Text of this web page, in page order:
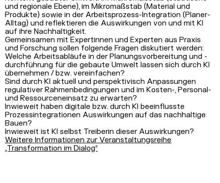
und regionale Ebene), im Mikromaßstab (Material und
Produkte) sowie in der Arbeitsprozess-Integration (Planer-
Alltag) und reflektieren die Auswirkungen von und mit KI
auf ihre Nachhaltigkeit.
Gemeinsamen mit Expertinnen und Experten aus Praxis
und Forschung sollen folgende Fragen diskutiert werden:
Welche Arbeitsabläufe in der Planungsvorbereitung und -
durchführung für die gebaute Umwelt lassen sich durch KI
übernehmen / bzw. vereinfachen?
Sind durch KI aktuell und perspektivisch Anpassungen
regulativer Rahmenbedingungen und im Kosten-, Personal-
und Ressourceneinsatz zu erwarten?
Inwieweit haben digitale bzw. durch KI beeinflusste
Prozessintegrationen Auswirkungen auf das nachhaltige
Bauen?
Inwieweit ist KI selbst Treiberin dieser Auswirkungen?
Weitere Informationen zur Veranstaltungsreihe
„Transformation im Dialog“